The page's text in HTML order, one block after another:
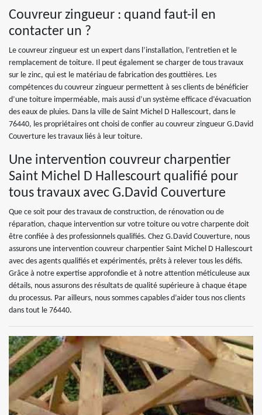
Couvreur zingueur : quand faut-il en
contacter un ?
Le couvreur zingueur est un expert dans l’installation, l’entretien et le
remplacement de toiture. Il peut également se charger de tous travaux
sur le zinc, qui est le matériau de fabrication des gouttières. Les
compétences du couvreur zingueur permettent à ses clients de bénéficier
d’une toiture imperméable, mais aussi d’un système efficace d’évacuation
des eaux de pluies. Dans la ville de Saint Michel D Hallescourt, dans le
76440, les propriétaires ont choisi de confier au couvreur zingueur G.David
Couverture les travaux liés à leur toiture.
Une intervention couvreur charpentier
Saint Michel D Hallescourt qualifié pour
tous travaux avec G.David Couverture
Que ce soit pour des travaux de construction, de rénovation ou de
réparation, chaque intervention sur votre toiture ou votre charpente doit
être confiée à des professionnels qualifiés. Chez G.David Couverture, nous
assurons une intervention couvreur charpentier Saint Michel D Hallescourt
avec des agents qualifiés et expérimentés, prêts à relever tous les défis.
Grâce à notre expertise approfondie et à notre attention méticuleuse aux
détails, nous assurons des résultats de qualité supérieure à chaque étape
du processus. Par ailleurs, nous sommes capables d’aider tous nos clients
dans tout le 76440.